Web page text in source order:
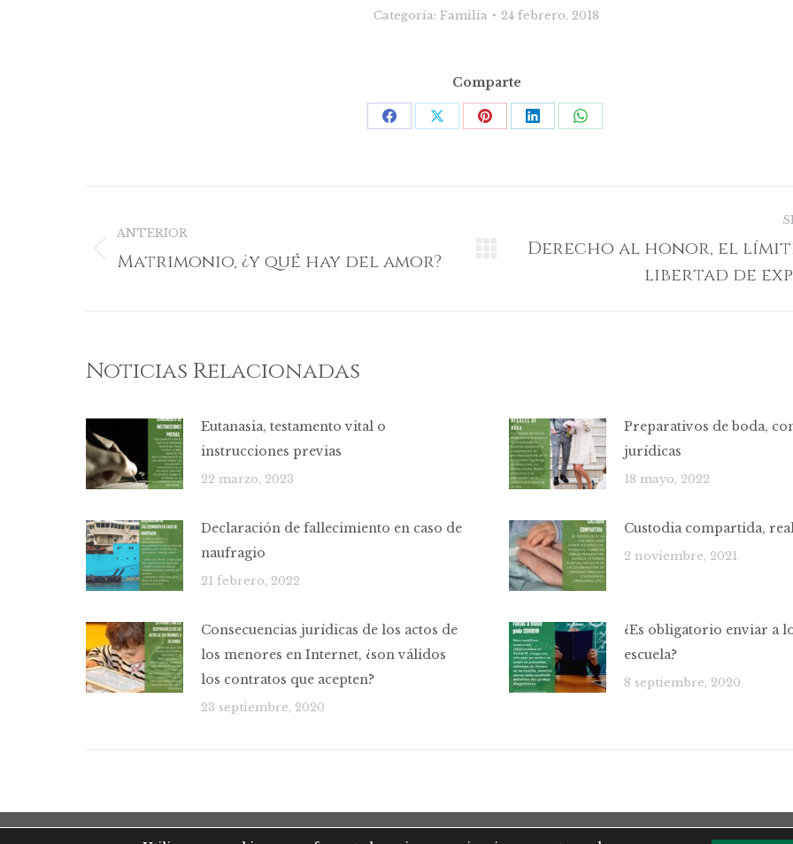
Categoría: Familia 24 febrero, 2018
Comparte
ShareShareShareShareShare
entre
publicaciones
ANTERIOR
Publicación
Matrimonio, ¿y qué hay del amor?
Publicación
Derecho al honor, el
libertad de
Noticias Relacionadas
Eutanasia, testamento vital o
instrucciones previas
22 marzo, 2023
Preparativos de boda,
jurídicas
18 mayo, 2022
Declaración de fallecimiento en caso de
naufragio
21 febrero, 2022
Custodia compartida,
2 noviembre, 2021
Consecuencias jurídicas de los actos de
los menores en Internet, ¿son válidos
los contratos que acepten?
23 septiembre, 2020
¿Es obligatorio enviar a
escuela?
8 septiembre, 2020
Uso de Cookies|Mapa Web